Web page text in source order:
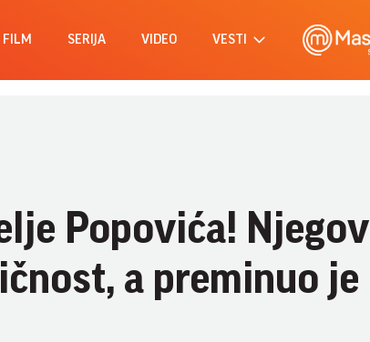
FILM SERIJA VIDEO VESTI
Popovića! Njegov
a preminuo je